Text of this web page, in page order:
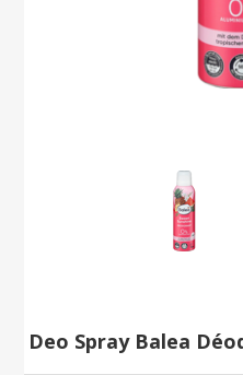
Deo Spray Balea